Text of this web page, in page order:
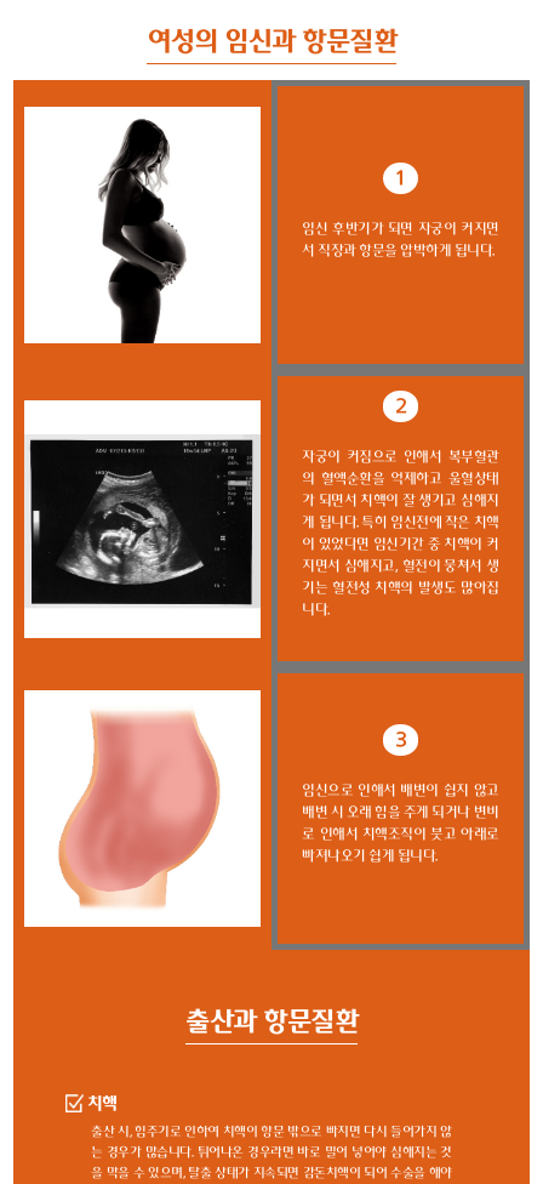
여성의 임신과 항문질환
1
임신 후반기가 되면 자궁이 커지면
서 직장과 항문을 압박하게 됩니다.
2
자궁이 커짐으로 인해서 복부혈관
의 혈액순환을 억제하고 울혈상태
가 되면서 치핵이 잘 생기고 심해지
게 됩니다. 특히 임신전에 작은 치핵
이 있었다면 임신기간 중 치핵이 커
지면서 심해지고, 혈전이 뭉쳐서 생
기는 혈전성 치핵의 발생도 많아집
니다.
3
임신으로 인해서 배변이 쉽지 않고
배변 시 오래 힘을 주게 되거나 변비
로 인해서 치핵조직이 붓고 아래로
빠져나오기 쉽게 됩니다.
출산과 항문질환
치핵
출산 시, 힘주기로 인하여 치핵이 항문 밖으로 빠지면 다시 들어가지 않
는 경우가 많습니다. 튀어나온 경우라면 바로 밀어 넣어야 심해지는 것
을 막을 수 있으며, 탈출 상태가 지속되면 감돈치핵이 되어 수술을 해야